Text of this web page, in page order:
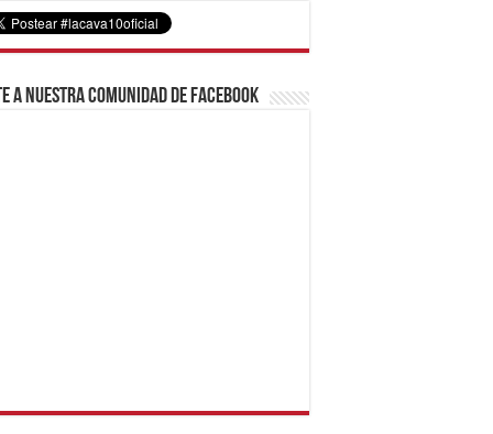
a nuestra comunidad de Facebook